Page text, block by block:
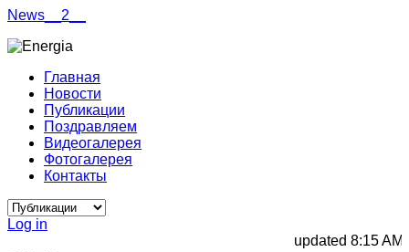
News__2__
Главная
Новости
Публикации
Поздравляем
Видеогалерея
Фотогалерея
Контакты
Log in
updated 8:15